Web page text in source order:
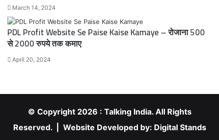
March 14, 2024
PDL Profit Website Se Paise Kaise Kamaye – रोजाना 500
से 2000 रुपये तक कमाए
April 20, 2024
© Copyright 2026 : Talking India. All Rights
Reserved. | Website Developed by: Digital Stands